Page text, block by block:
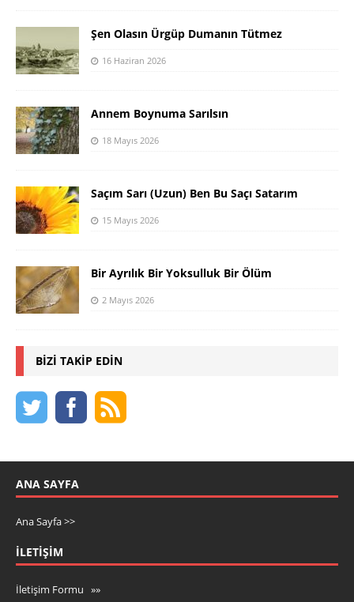
Şen Olasın Ürgüp Dumanın Tütmez
16 Haziran 2026
Annem Boynuma Sarılsın
18 Mayıs 2026
Saçım Sarı (Uzun) Ben Bu Saçı Satarım
15 Mayıs 2026
Bir Ayrılık Bir Yoksulluk Bir Ölüm
2 Mayıs 2026
BIZI TAKIP EDIN
ANA SAYFA
Ana Sayfa >>
İLETIŞIM
İletişim Formu »»